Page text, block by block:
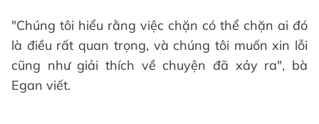
"Chúng tôi hiểu rằng việc chặn có thể chặn ai đó
là điều rất quan trọng, và chúng tôi muốn xin lỗi
cũng như giải thích về chuyện đã xảy ra", bà
Egan viết.